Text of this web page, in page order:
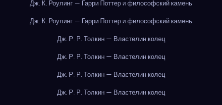
Дж. К. Роулинг — Гарри Поттер и философский камень
Дж. К. Роулинг — Гарри Поттер и философский камень
Дж. Р. Р. Толкин — Властелин колец
Дж. Р. Р. Толкин — Властелин колец
Дж. Р. Р. Толкин — Властелин колец
Дж. Р. Р. Толкин — Властелин колец